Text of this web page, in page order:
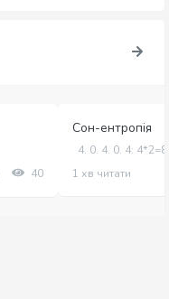
40
Сон-ентропія
4. 0. 4. 0. 4:​
1 хв читати